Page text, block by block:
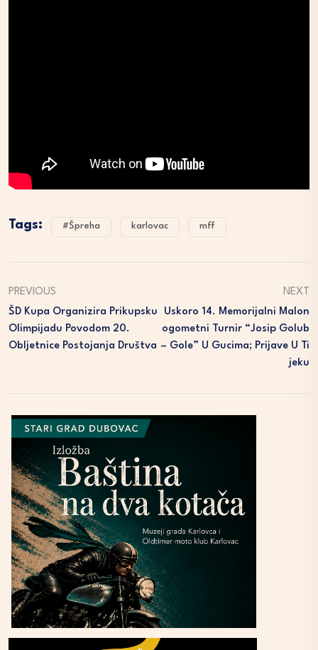
Tags: #Špreha karlovac mff
PREVIOUS
ŠD Kupa Organizira Prikupsku
Olimpijadu Povodom 20.
Obljetnice Postojanja Društva
NEXT
Uskoro 14. Memorijalni Malon
Ogometni Turnir “Josip Golub
– Gole” U Gucima; Prijave U Ti
Jeku